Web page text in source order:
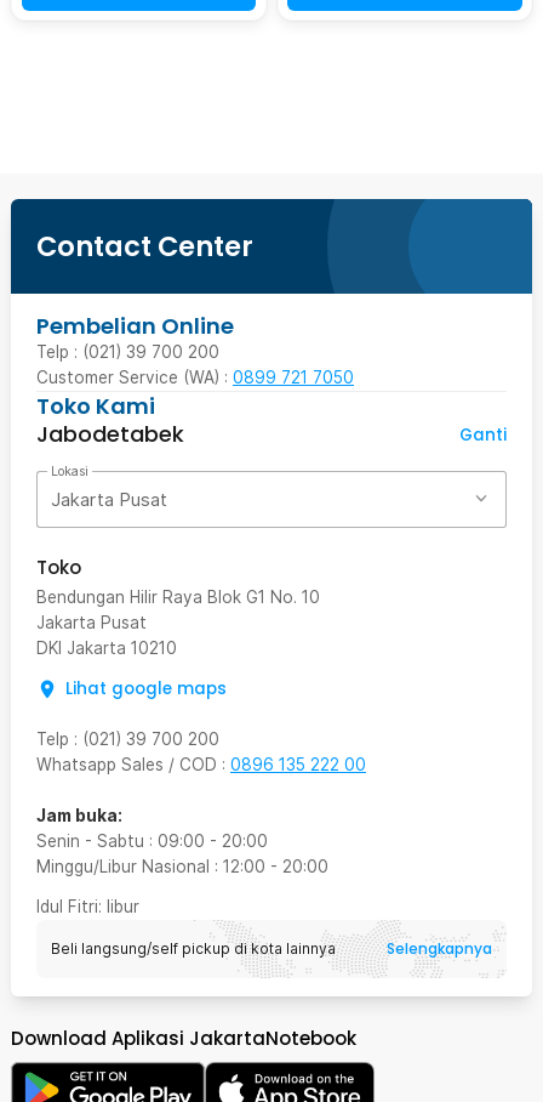
Contact Center
Pembelian Online
Telp : (021) 39 700 200
Customer Service (WA) : 0899 721 7050
Toko Kami
Jabodetabek
Ganti
Lokasi
Jakarta Pusat
Toko
Bendungan Hilir Raya Blok G1 No. 10
Jakarta Pusat
DKI Jakarta 10210
Lihat google maps
Telp : (021) 39 700 200
Whatsapp Sales / COD : 0896 135 222 00
Jam buka:
Senin - Sabtu : 09:00 - 20:00
Minggu/Libur Nasional : 12:00 - 20:00
Idul Fitri: libur
Beli langsung/self pickup di kota lainnya Selengkapnya
Download Aplikasi JakartaNotebook